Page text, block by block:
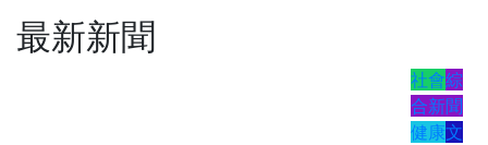
最新新聞
社會綜
合新聞
健康文